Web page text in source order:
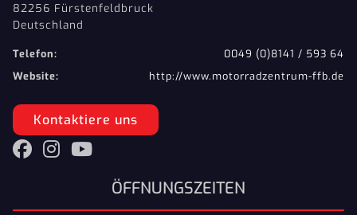
82256 Fürstenfeldbruck
Deutschland
Telefon:
0049 (0)8141 / 593 64
Website:
http://www.motorradzentrum-ffb.de
Kontaktiere uns
ÖFFNUNGSZEITEN